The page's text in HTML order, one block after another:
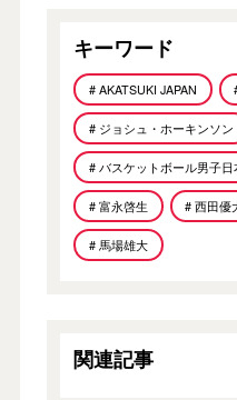
キーワード
# AKATSUKI JAPAN
# ジョシュ・ホーキンソン
# バスケットボール男子日
# 富永啓生 # 西田優
# 馬場雄大
関連記事